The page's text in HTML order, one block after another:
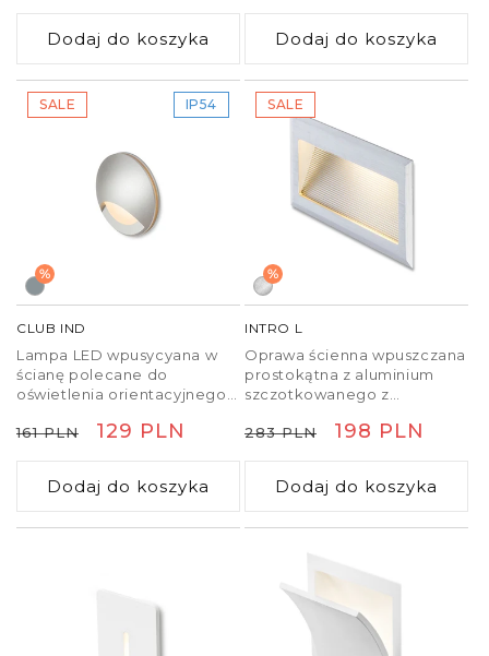
regularna
Dodaj do koszyka
regularnapromocyjna
Dodaj do koszyka
SALE IP54
%
CLUB IND
Lampa LED wpusycyana w
ścianę polecane do
oświetlenia orientacyjnego
Cena
regularna
161 PLN
Cena
promocyjna
129 PLN
Dodaj do koszyka
SALE
%
INTRO L
Oprawa ścienna wpuszczana
prostokątna z aluminium
szczotkowanego z
Grubość przedniej płyty
montażową. Tylko do
połączenia szeregowego.
Należy dokupić odpowiedni
Cena
regularna
283 PLN
Cena
promocyjna
198 PLN
Dodaj do koszyka